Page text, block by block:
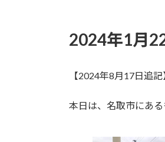
2024年1月
【2024年8月17日追
本日は、名取市にあ